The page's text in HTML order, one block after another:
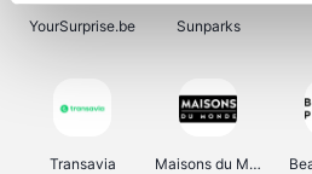
YourSurprise.be Sunparks
Transavia Maisons du Monde